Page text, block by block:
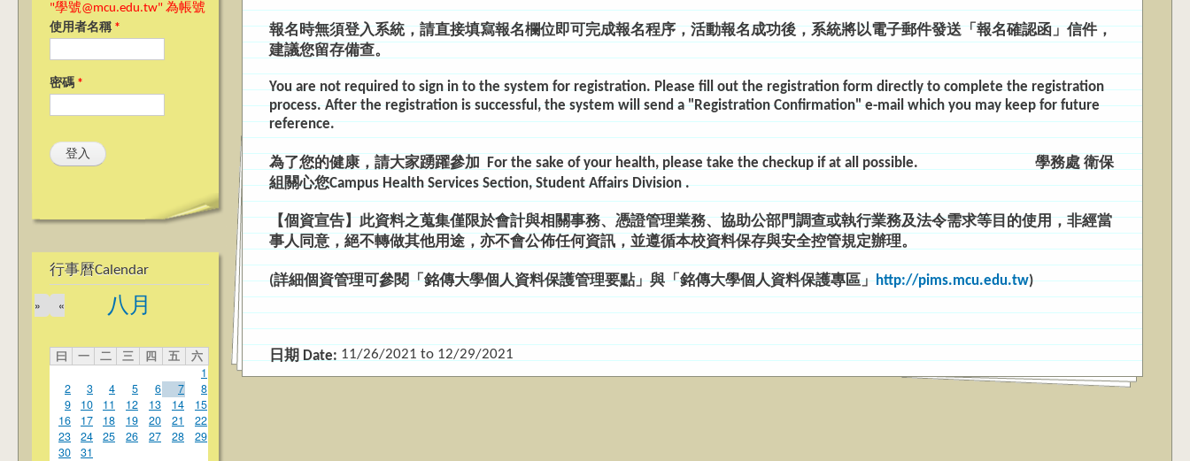
"學號@mcu.edu.tw" 為帳號
使用者名稱 *
密碼 *
行事曆Calendar
八月
«
»
曰 一 二 三 四 五
六
1
2
3 4 5 6 7
8
9
10 11 12 13 14
15
16
17 18 19 20 21
22
23
24 25 26 27 28
29
30
31
報名時無須登入系統，請直接填寫報名欄位即可完成報名程序，活動報名成功後，系統將以電子郵件發送「報名確認函」信件，
建議您留存備查。
You are not required to sign in to the system for registration. Please fill out the registration form directly to complete the registration
process. After the registration is successful, the system will send a "Registration Confirmation" e-mail which you may keep for future
reference.
為了您的健康，請大家踴躍參加 For the sake of your health, please take the checkup if at all possible.
學務處 衛保
組關心您CampusHealth Services Section, Student Affairs Division.
【個資宣告】此資料之蒐集僅限於會計與相關事務、憑證管理業務、協助公部門調查或執行業務及法令需求等目的使用，非經當
事人同意，絕不轉做其他用途，亦不會公佈任何資訊，並遵循本校資料保存與安全控管規定辦理。
(詳細個資管理可參閱「銘傳大學個人資料保護管理要點」與「銘傳大學個人資料保護專區」http://pims.mcu.edu.tw)
日期 Date: 11/26/2021 to 12/29/2021